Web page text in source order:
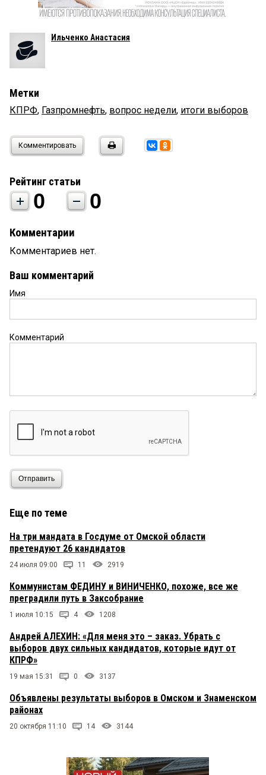
Ильченко Анастасия
Метки
КПРФ, Газпромнефть, вопрос недели, итоги выборов
Комментировать
Рейтинг статьи
0 0
Комментарии
Комментариев нет.
Ваш комментарий
Имя
Комментарий
Отправить
Еще по теме
На три мандата в Госдуме от Омской области
претендуют 26 кандидатов
24 июля 09:00 11 2919
Коммунистам ФЕДИНУ и ВИНИЧЕНКО, похоже, все же
преградили путь в Заксобрание
1 июля 10:15 4 1208
Андрей АЛЕХИН: «Для меня это – заказ. Убрать с
выборов двух сильных кандидатов, которые идут от
КПРФ»
19 мая 15:31 0 3137
Объявлены результаты выборов в Омском и Знаменском
районах
20 октября 11:10 14 3144